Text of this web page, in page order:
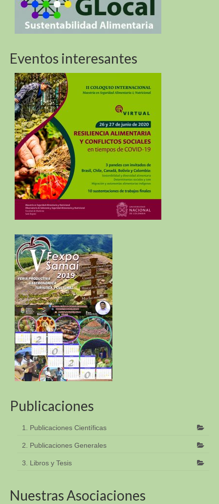
Eventos interesantes
Publicaciones
1. Publicaciones Científicas
2. Publicaciones Generales
3. Libros y Tesis
Nuestras Asociaciones